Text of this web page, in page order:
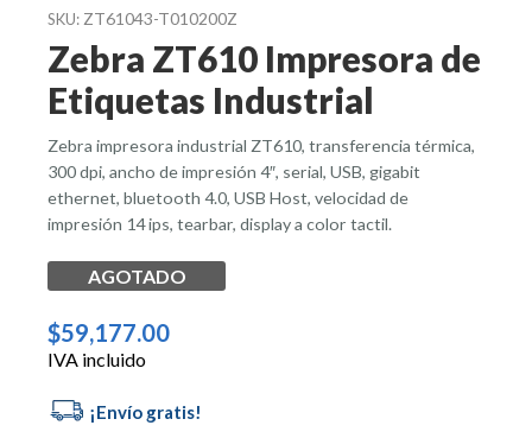
SKU: ZT61043-T010200Z
Zebra ZT610 Impresora de
Etiquetas Industrial
Zebra impresora industrial ZT610, transferencia térmica,
300 dpi, ancho de impresión 4″, serial, USB, gigabit
ethernet, bluetooth 4.0, USB Host, velocidad de
impresión 14 ips, tearbar, display a color tactil.
AGOTADO
$59,177.00
IVA incluido